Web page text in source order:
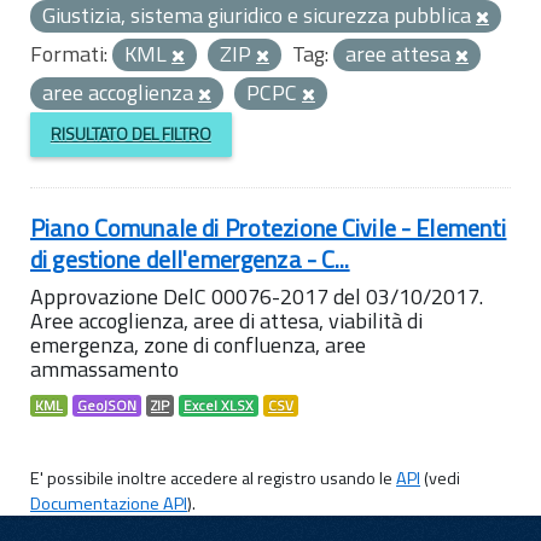
Giustizia, sistema giuridico e sicurezza pubblica
Formati: KML ZIP Tag: aree attesa
aree accoglienza
PCPC
RISULTATO DEL FILTRO
Piano Comunale di Protezione Civile - Elementi
di gestione dell'emergenza - C...
Approvazione DelC 00076-2017 del 03/10/2017.
Aree accoglienza, aree di attesa, viabilità di
emergenza, zone di confluenza, aree
ammassamento
KML GeoJSON ZIP Excel XLSX CSV
E' possibile inoltre accedere al registro usando leAPI(vedi
Documentazione API).